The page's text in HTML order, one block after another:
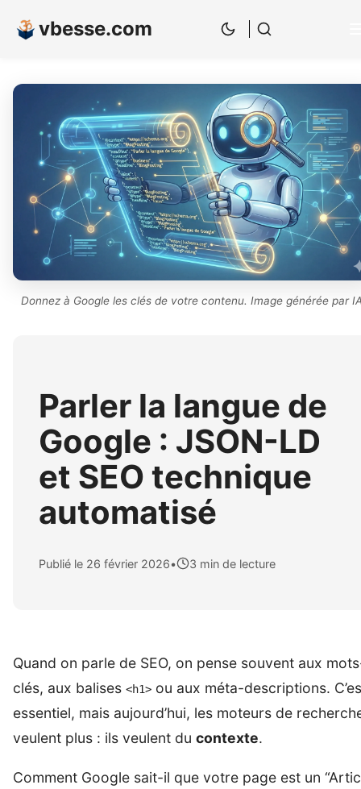
vbesse.com
Donnez à Google les clés de votre contenu. Image générée par
Parler la langue de
Google : JSON-LD
et SEO technique
automatisé
Publié le 26 février 2026• 3 min de lecture
Quand on parle de SEO, on pense souvent aux
clés, aux balises <h1> ou aux méta-descriptions.
essentiel, mais aujourd’hui, les moteurs de
veulent plus : ils veulent du contexte.
Comment Google sait-il que votre page est un